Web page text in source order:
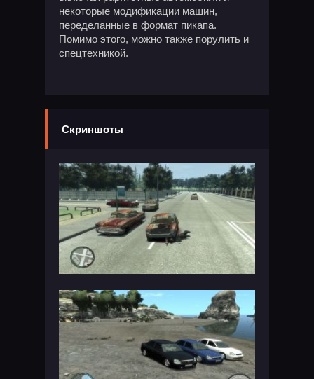
некоторые модификации машин,
переделанные в формат пикапа.
Помимо этого, можно также порулить и
спецтехникой.
Скриншоты